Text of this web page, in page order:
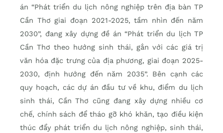
án “Phát triển du lịch nông nghiệp trên địa bàn TP
Cần Thơ giai đoạn 2021-2025, tầm nhìn đến năm
2030”, đang xây dựng đề án “Phát triển du lịch TP
Cần Thơ theo hướng sinh thái, gắn với các giá trị
văn hóa đặc trưng của địa phương, giai đoạn 2025-
2030, định hướng đến năm 2035”. Bên cạnh các
quy hoạch, các dự án đầu tư về khu, điểm du lịch
sinh thái, Cần Thơ cũng đang xây dựng nhiều cơ
chế, chính sách để tháo gỡ khó khăn, tạo điều kiện
thúc đẩy phát triển du lịch nông nghiệp, sinh thái,